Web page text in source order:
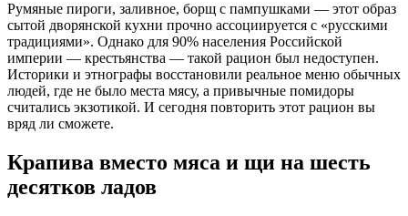
Румяные пироги, заливное, борщ с пампушками — этот образ
сытой дворянской кухни прочно ассоциируется с «русскими
традициями». Однако для 90% населения Российской
империи — крестьянства — такой рацион был недоступен.
Историки и этнографы восстановили реальное меню обычных
людей, где не было места мясу, а привычные помидоры
считались экзотикой. И сегодня повторить этот рацион вы
вряд ли сможете.
Крапива вместо мяса и щи на шесть
десятков ладов